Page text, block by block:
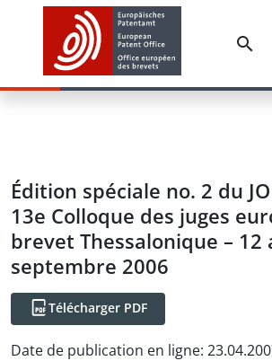
Édition spéciale no. 2 du
13e Colloque des juges
brevet Thessalonique – 12
septembre 2006
Télécharger PDF
Date de publication en ligne: